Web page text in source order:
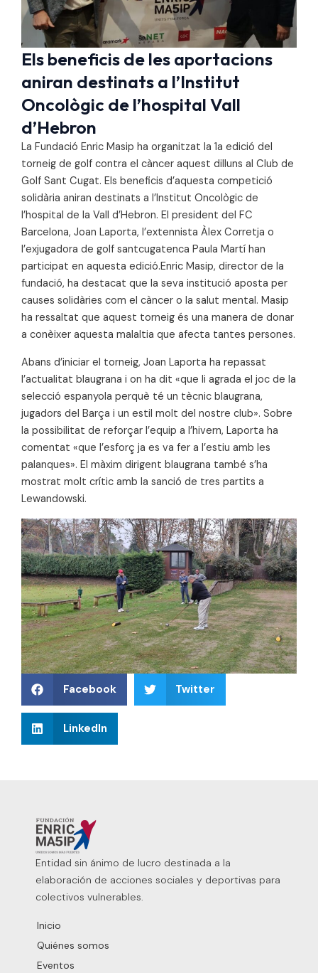
Els beneficis de les aportacions
aniran destinats a l’Institut
Oncològic de l’hospital Vall
d’Hebron
La Fundació Enric Masip ha organitzat la 1a edició del
torneig de golf contra el càncer aquest dilluns al Club de
Golf Sant Cugat. Els beneficis d’aquesta competició
solidària aniran destinats a l’Institut Oncològic de
l’hospital de la Vall d’Hebron. El president del FC
Barcelona, Joan Laporta, l’extennista Àlex Corretja o
l’exjugadora de golf santcugatenca Paula Martí han
participat en aquesta edició.Enric Masip, director de la
fundació, ha destacat que la seva institució aposta per
causes solidàries com el càncer o la salut mental. Masip
ha ressaltat que aquest torneig és una manera de donar
a conèixer aquesta malaltia que afecta tantes persones.
Abans d’iniciar el torneig, Joan Laporta ha repassat
l’actualitat blaugrana i on ha dit «que li agrada el joc de la
selecció espanyola perquè té un tècnic blaugrana,
jugadors del Barça i un estil molt del nostre club». Sobre
la possibilitat de reforçar l’equip a l’hivern, Laporta ha
comentat «que l’esforç ja es va fer a l’estiu amb les
palanques». El màxim dirigent blaugrana també s’ha
mostrat molt crític amb la sanció de tres partits a
Lewandowski.
Facebook Twitter
LinkedIn
Entidad sin ánimo de lucro destinada a la
elaboración de acciones sociales y deportivas para
colectivos vulnerables.
Inicio
Quiénes somos
Eventos